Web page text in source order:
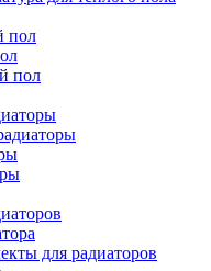
пол
пол
для радиаторов